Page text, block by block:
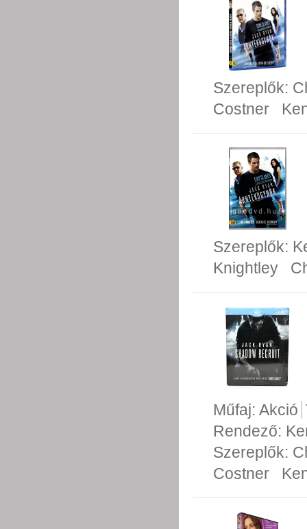
Szereplők:
Costner
Szereplők:
Knightley
Műfaj: Akció
Rendező:
Szereplők:
Costner